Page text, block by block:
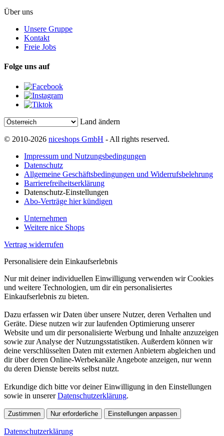
Über uns
Unsere Gruppe
Kontakt
Freie Jobs
Folge uns auf
Land ändern
© 2010-2026 niceshops GmbH - All rights reserved.
Impressum und Nutzungsbedingungen
Datenschutz
Allgemeine Geschäftsbedingungen und Widerrufsbelehrung
Barrierefreiheitserklärung
Datenschutz-Einstellungen
Abo-Verträge hier kündigen
Unternehmen
Weitere nice Shops
Vertrag widerrufen
Personalisiere dein Einkaufserlebnis
Nur mit deiner individuellen Einwilligung verwenden wir Cookies
und weitere Technologien, um dir ein personalisiertes
Einkaufserlebnis zu bieten.
Dazu erfassen wir Daten über unsere Nutzer, deren Verhalten und
Geräte. Diese nutzen wir zur laufenden Optimierung unserer
Website und um dir personalisierte Werbung und Inhalte anzuzeigen
sowie zur Analyse der Nutzungsstatistiken. Außerdem können wir
deine verschlüsselten Daten mit externen Anbietern abgleichen und
dir über deren Online-Werbekanäle Angebote anzeigen, nur wenn
du deren Dienste bereits selbst nutzt.
Erkundige dich bitte vor deiner Einwilligung in den Einstellungen
sowie in unsererDatenschutzerklärung.
Zustimmen Nur erforderliche Einstellungen anpassen
Datenschutzerklärung